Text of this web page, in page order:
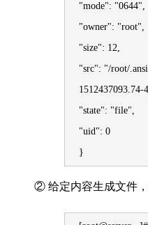
"mode": "0644",
"owner": "root",
"size": 12,
"src": "/root/
1512437093.74-
"state": "file",
"uid": 0
}
② 给定内容生成文件